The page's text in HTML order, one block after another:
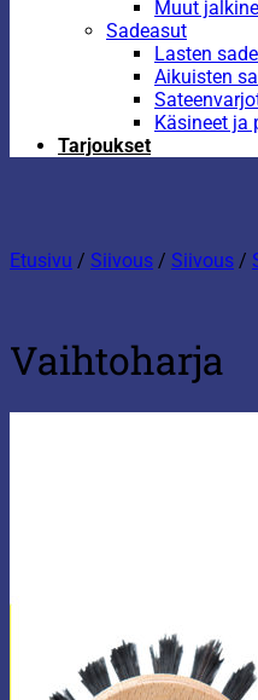
Muut
Sadeasut
Lasten
Aikuisten
Käsineet ja
Tarjoukset
Etusivu / Siivous / Siivous /
Vaihtoharja